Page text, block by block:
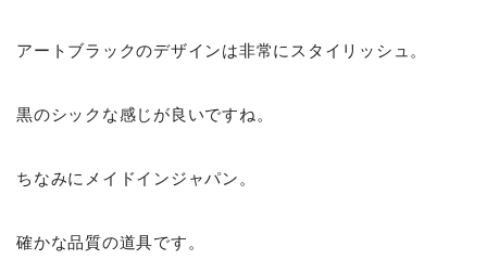
アートブラックのデザインは非常にスタイリッシュ。
黒のシックな感じが良いですね。
ちなみにメイドインジャパン。
確かな品質の道具です。